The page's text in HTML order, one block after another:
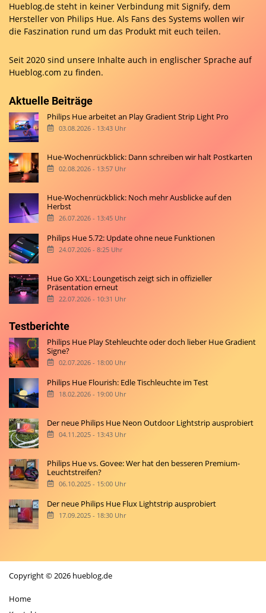
Hueblog.de steht in keiner Verbindung mit Signify, dem
Hersteller von Philips Hue. Als Fans des Systems wollen wir
die Faszination rund um das Produkt mit euch teilen.
Seit 2020 sind unsere Inhalte auch in englischer Sprache auf
Hueblog.com zu finden.
Aktuelle Beiträge
Philips Hue arbeitet an Play Gradient Strip Light Pro
03.08.2026 - 13:43 Uhr
Hue-Wochenrückblick: Dann schreiben wir halt Postkarten
02.08.2026 - 13:57 Uhr
Hue-Wochenrückblick: Noch mehr Ausblicke auf den
Herbst
26.07.2026 - 13:45 Uhr
Philips Hue 5.72: Update ohne neue Funktionen
24.07.2026 - 8:25 Uhr
Hue Go XXL: Loungetisch zeigt sich in offizieller
Präsentation erneut
22.07.2026 - 10:31 Uhr
Testberichte
Philips Hue Play Stehleuchte oder doch lieber Hue Gradient
Signe?
02.07.2026 - 18:00 Uhr
Philips Hue Flourish: Edle Tischleuchte im Test
18.02.2026 - 19:00 Uhr
Der neue Philips Hue Neon Outdoor Lightstrip ausprobiert
04.11.2025 - 13:43 Uhr
Philips Hue vs. Govee: Wer hat den besseren Premium-
Leuchtstreifen?
06.10.2025 - 15:00 Uhr
Der neue Philips Hue Flux Lightstrip ausprobiert
17.09.2025 - 18:30 Uhr
Copyright © 2026 hueblog.de
Home